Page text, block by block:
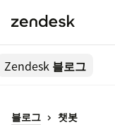
Zendesk 블로그
블로그 챗봇